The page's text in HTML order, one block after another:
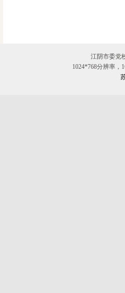
江阴市委党
1024*768分辨率，